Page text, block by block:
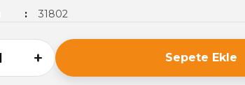
31802
Sepete Ekle